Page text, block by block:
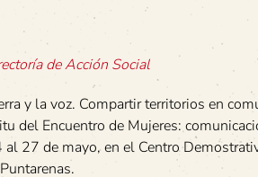
de Acción Social
y la voz. Compartir territorios en
del Encuentro de Mujeres:
27 de mayo, en el Centro